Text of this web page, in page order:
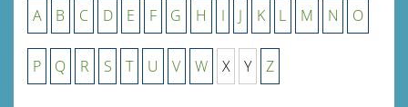
A B C D E F G H I J K L M N O
P Q R S T U V W X Y Z